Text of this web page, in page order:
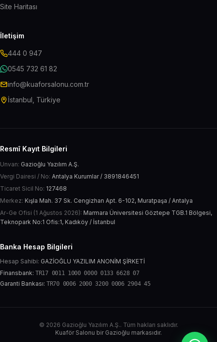
Site Haritası
İletişim
444 0 947
0545 732 61 82
info@kuaforsalonu.com.tr
İstanbul, Türkiye
Resmî Kayıt Bilgileri
Unvan: Gazioğlu Yazılım A.Ş.
Vergi Dairesi / No: Antalya Kurumlar / 3891846451
Ticaret Sicil No: 127468
Merkez: Kışla Mah. 37 Sk. Cengizhan Apt. 6-102, Muratpaşa / Antalya
Ar-Ge Ofisi (1 Ağustos 2026): Marmara Üniversitesi Göztepe TGB.1 Bölgesi,
Teknopark No:1 Ofis:1, Kadıköy / İstanbul
Banka Hesap Bilgileri
Hesap Sahibi: GAZİOĞLU YAZILIM ANONİM ŞİRKETİ
Finansbank: TR17 0011 1000 0000 0133 6628 07
Garanti Bankası: TR70 0006 2000 3200 0006 2904 45
© 2026 Gazioğlu Yazılım A.Ş.. Tüm hakları saklıdır.
Kuaför Salonu bir Gazioğlu markasıdır.